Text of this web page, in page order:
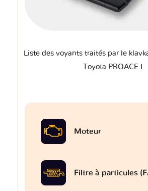
Liste des voyants traités par le
Toyota PROACE I
Moteur
Filtre à particules